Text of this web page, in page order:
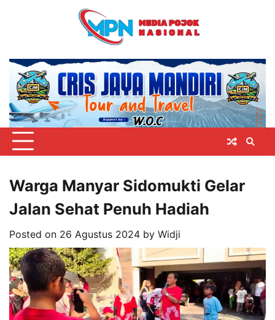
Warga Manyar Sidomukti Gelar
Jalan Sehat Penuh Hadiah
Posted on 26 Agustus 2024 by Widji